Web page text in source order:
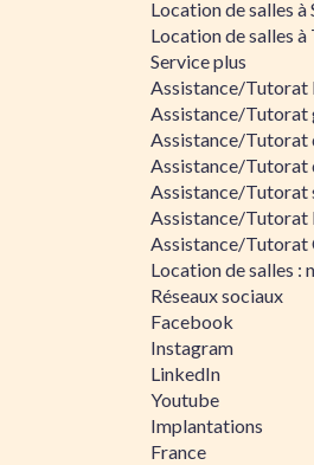
Location de salles
Location de salles à
Service plus
Assistance/Tutorat
Assistance/Tutorat
Assistance/Tutorat
Assistance/Tutorat
Assistance/Tutorat
Assistance/Tutorat
Assistance/Tutorat
Location de salles :
Réseaux sociaux
Facebook
Instagram
LinkedIn
Youtube
Implantations
France